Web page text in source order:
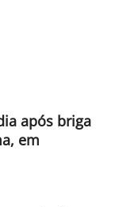
após briga
em